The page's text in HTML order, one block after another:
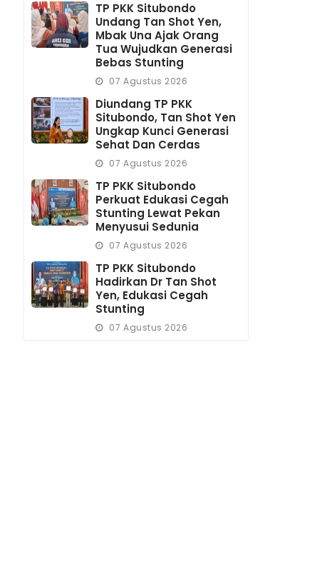
TP PKK Situbondo
Undang Tan Shot Yen,
Mbak Una Ajak Orang
Tua Wujudkan Generasi
Bebas Stunting
07 Agustus 2026
Diundang TP PKK
Situbondo, Tan Shot Yen
Ungkap Kunci Generasi
Sehat Dan Cerdas
07 Agustus 2026
TP PKK Situbondo
Perkuat Edukasi Cegah
Stunting Lewat Pekan
Menyusui Sedunia
07 Agustus 2026
TP PKK Situbondo
Hadirkan Dr Tan Shot
Yen, Edukasi Cegah
Stunting
07 Agustus 2026